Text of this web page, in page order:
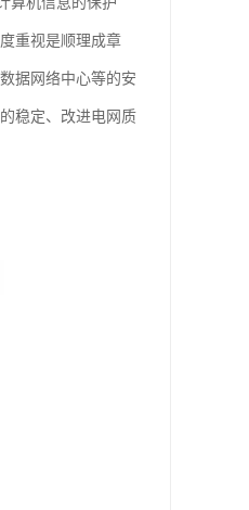
重视是顺理成章
据网络中心等的安
稳定、改进电网质